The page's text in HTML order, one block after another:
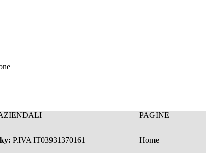
P.IVA IT03931370161
PAGINE
Home